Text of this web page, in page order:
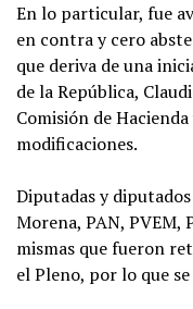
En lo particular, fue
en contra y cero
que deriva de una
de la República,
Comisión de
modificaciones.
Diputadas y
Morena, PAN, PVEM,
mismas que fueron
el Pleno, por lo que